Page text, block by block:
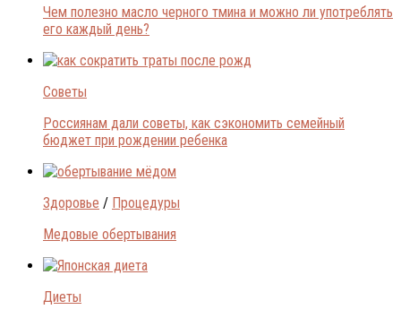
Чем полезно масло черного тмина и можно ли употреблять
его каждый день?
Советы
Россиянам дали советы, как сэкономить семейный
бюджет при рождении ребенка
Здоровье / Процедуры
Медовые обертывания
Диеты